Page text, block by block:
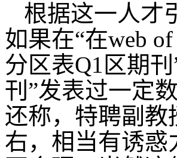
根据这一人才
如果在“在web
分区表Q1区期
刊”发表过一定
还称，特聘副教
右，相当有诱惑